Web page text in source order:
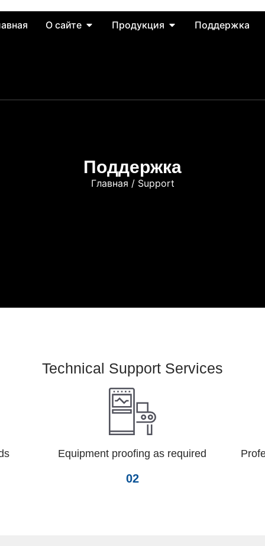
О сайте Продукция Поддержка
Поддержка
Главная / Support
Technical Support Services
Equipment proofing as required
02